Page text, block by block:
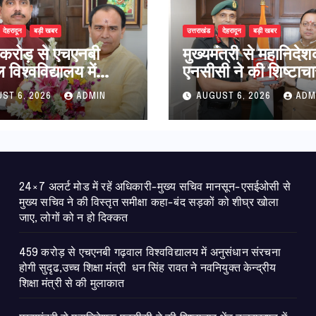
देहरादून बड़ी खबर
से एचएनबी
में
संरचना होगी
शिक्षा मंत्री धन
ने नवनियुक्त
6, 2026 ADMIN
उत्तराखंड देहरादून बड़ी खबर
मुख्यमंत्री से
एनसीसी ने की
भेंट,उत्तराखण्ड में
विस्तार एवं आधुनिक
आधारभूत संरचना के
AUGUST 6, 2026
24×7 अलर्ट मोड में रहें अधिकारी-मुख्य सचिव मानसून-एसईओसी से
मुख्य सचिव ने की विस्तृत समीक्षा कहा-बंद सड़कों को शीघ्र खोला
जाए, लोगों को न हो दिक्कत
459 करोड़ से एचएनबी गढ़वाल विश्वविद्यालय में अनुसंधान संरचना
होगी सुदृढ,उच्च शिक्षा मंत्री धन सिंह रावत ने नवनियुक्त केन्द्रीय
शिक्षा मंत्री से की मुलाकात